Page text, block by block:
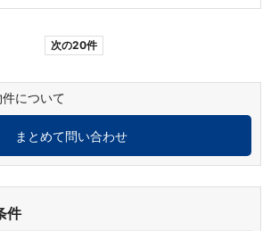
件
次の20件
について
まとめて問い合わせ